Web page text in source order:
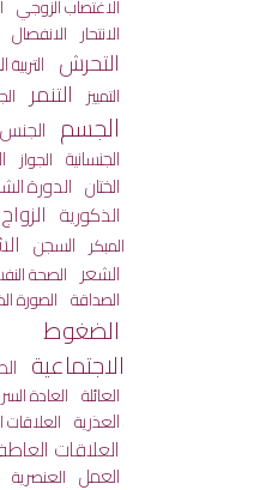
الاغتصاب الزوجي
الانتحار الانفصال
التحرش
التمييز التنمر
الجسم الجنس
الجنسانية الجواز
الختان الدورة
الذكورية الزواج
المبكر السجن
الشعر الصحة
الصداقة الصورة
الضغوط
الاجتماعية
العائلة العادة
العذرية العلاقات
العلاقات
العمل العنصرية